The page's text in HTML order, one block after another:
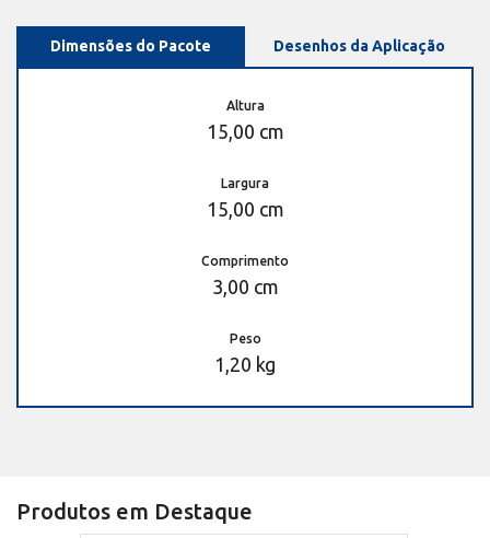
Dimensões do Pacote Desenhos da Aplicação
Altura
15,00 cm
Largura
15,00 cm
Comprimento
3,00 cm
Peso
1,20 kg
Produtos em Destaque